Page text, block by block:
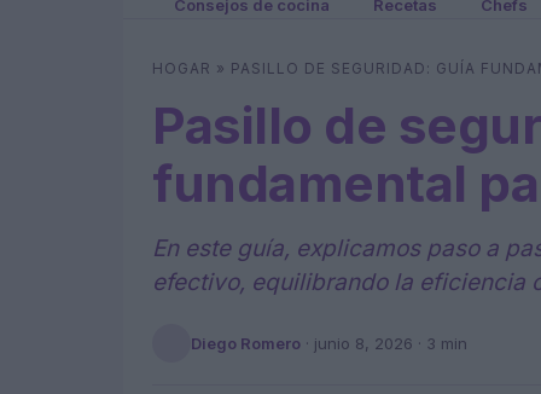
Consejos de cocina Recetas Chefs
HOGAR » PASILLO DE SEGURIDAD: GUÍA
Pasillo de
fundamental
En este guía, explicamos paso a
efectivo, equilibrando la eficiencia
Diego Romero · junio 8, 2026 · 3 min